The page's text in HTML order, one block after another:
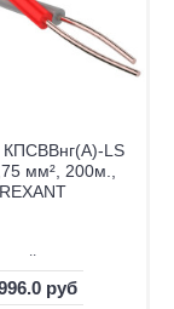
КПСВВнг(А)-LS
мм², 200м.,
REXANT
руб